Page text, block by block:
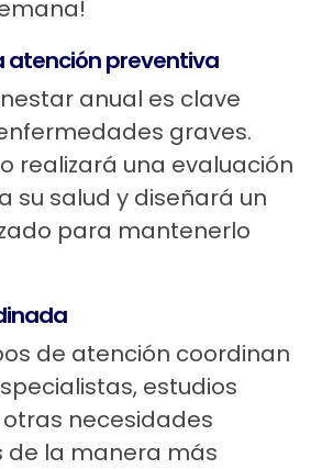
atención preventiva
anual es clave
graves.
realizará una evaluación
su salud y diseñará un
para mantenerlo
de atención coordinan
estudios
necesidades
de la manera más